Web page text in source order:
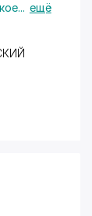
... ещё